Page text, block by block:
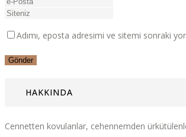
Adımı, eposta adresimi ve sitemi sonraki
HAKKINDA
Cennetten kovulanlar, cehennemden